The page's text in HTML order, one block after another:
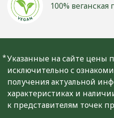
100%
*Указанные на сайте цены
исключительно с
получения актуальной
характеристиках и
к представителям точек